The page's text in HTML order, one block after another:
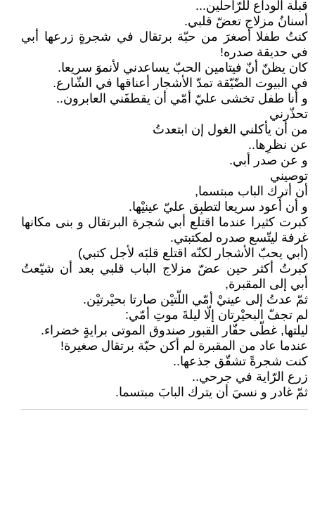
قبلة الوداع للرّاحلين...
أسنانُ مزلاج تعضّ قلبي.
كنتُ طفلا أصغرَ من حبّة برتقال في شجرةٍ زرعها أبي
في حديقة صدره!
كان يظنّ أنّ فيتامين الحبّ يساعدني لأنموَ سريعا.
في البيوت الضّيّقة تمدّ الأشجار أعناقها في الشّارع.
و أنا طفل تخشى عليّ أمّي أن يقطفَني العابرون..
تحذّرني
من أن يأكلني الغول إن ابتعدتُ
عن نظرِها..
و عن صدر أبي.
توصيني
أن أترك الباب مبتسما,
و أن أعود سريعا لتطبِق عليّ عينيْها.
كبرت كثيرا عندما اقتلع أبي شجرة البرتقال و بنى مكانها
غرفة ليتّسع صدره لمكتبتي.
(أبي يحبّ الأشجار لكنّه اقتلع قلبَه لأجل كتبي)
كبرتُ أكثر حين عضّ مزلاج الباب قلبي بعد أن شيّعتُ
أبي إلى المقبرة,
ثمّ عدتُ إلى عينيْ أمّي اللّتيْن صارتا بحيْرتيْن.
لم تجفّ البحيْرتان إلّا ليلةَ موتِ أمّي:
ليلتها, غطّى حفّار القبور صندوق الموتى برايةٍ خضراء.
عندما عاد من المقبرة لم أكن حبّة برتقال صغيرة!
كنت شجرةً تشقّق جذعها..
زرع الرّاية في جرحي..
ثمّ غادر و نسيَ أن يترك البابَ مبتسما.